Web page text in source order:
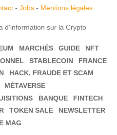
- Jobs- Mentions légales
d'information sur la Crypto
MARCHÉS GUIDE
NFT
STABLECOIN
FRANCE
HACK, FRAUDE ET SCAM
MÉTAVERSE
BANQUE
FINTECH
TOKEN SALE
NEWSLETTER
MAG